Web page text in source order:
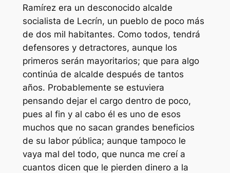
Ramírez era un desconocido alcalde
socialista de Lecrín, un pueblo de poco más
de dos mil habitantes. Como todos, tendrá
defensores y detractores, aunque los
primeros serán mayoritarios; que para algo
continúa de alcalde después de tantos
años. Probablemente se estuviera
pensando dejar el cargo dentro de poco,
pues al fin y al cabo él es uno de esos
muchos que no sacan grandes beneficios
de su labor pública; aunque tampoco le
vaya mal del todo, que nunca me creí a
cuantos dicen que le pierden dinero a la